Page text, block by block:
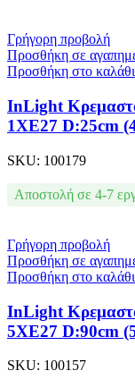
Γρήγορη προβολή
Προσθήκη σε
Προσθήκη στο καλάθι
InLight
1XE27 D:25cm
SKU: 100179
Αποστολή σε 4-7
Γρήγορη προβολή
Προσθήκη σε
Προσθήκη στο καλάθι
InLight Κρεμαστό
5XE27 D:90cm
SKU: 100157